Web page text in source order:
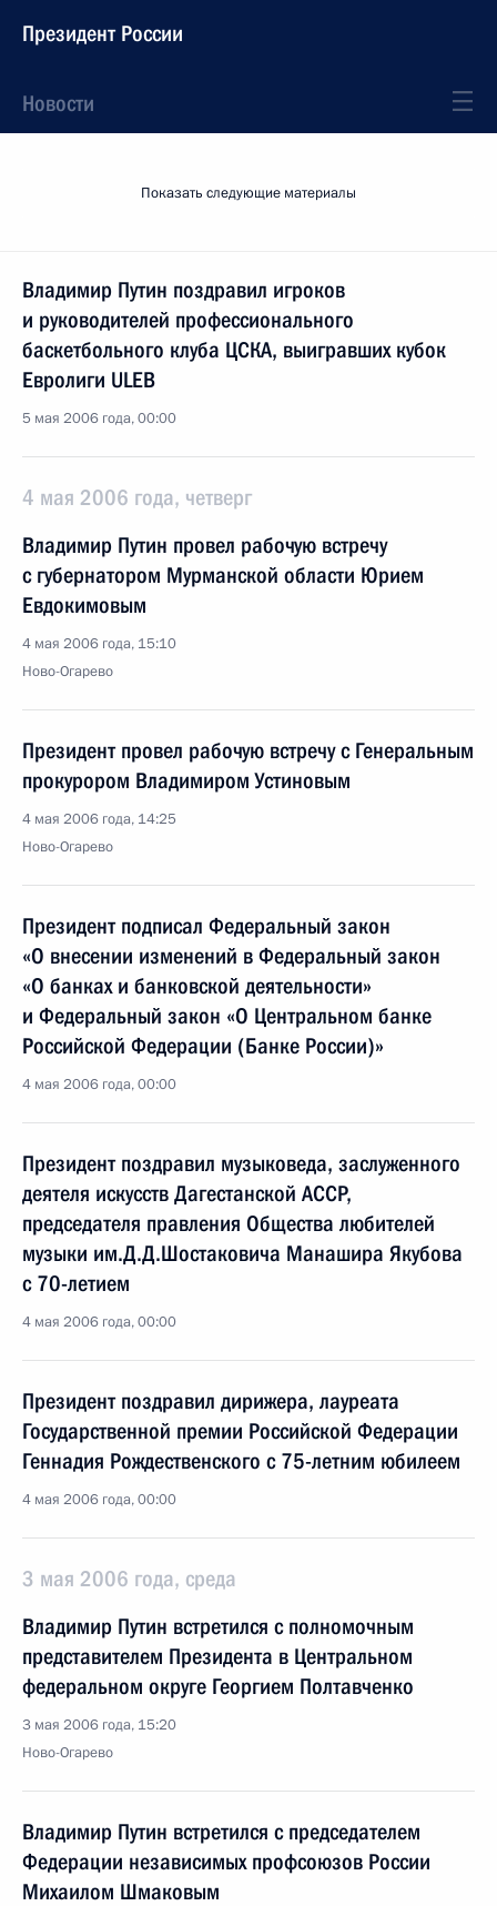
Президент России
Новости
Показать следующие материалы
Владимир Путин поздравил игроков
и руководителей профессионального
баскетбольного клуба ЦСКА, выигравших кубок
Евролиги ULEB
5 мая 2006 года, 00:00
4 мая 2006 года, четверг
Владимир Путин провел рабочую встречу
с губернатором Мурманской области Юрием
Евдокимовым
4 мая 2006 года, 15:10
Ново-Огарево
Президент провел рабочую встречу с Генеральным
прокурором Владимиром Устиновым
4 мая 2006 года, 14:25
Ново-Огарево
Президент подписал Федеральный закон
«О внесении изменений в Федеральный закон
«О банках и банковской деятельности»
и Федеральный закон «О Центральном банке
Российской Федерации (Банке России)»
4 мая 2006 года, 00:00
Президент поздравил музыковеда, заслуженного
деятеля искусств Дагестанской АССР,
председателя правления Общества любителей
музыки им.Д.Д.Шостаковича Манашира Якубова
с 70-летием
4 мая 2006 года, 00:00
Президент поздравил дирижера, лауреата
Государственной премии Российской Федерации
Геннадия Рождественского с 75-летним юбилеем
4 мая 2006 года, 00:00
3 мая 2006 года, среда
Владимир Путин встретился с полномочным
представителем Президента в Центральном
федеральном округе Георгием Полтавченко
3 мая 2006 года, 15:20
Ново-Огарево
Владимир Путин встретился с председателем
Федерации независимых профсоюзов России
Михаилом Шмаковым